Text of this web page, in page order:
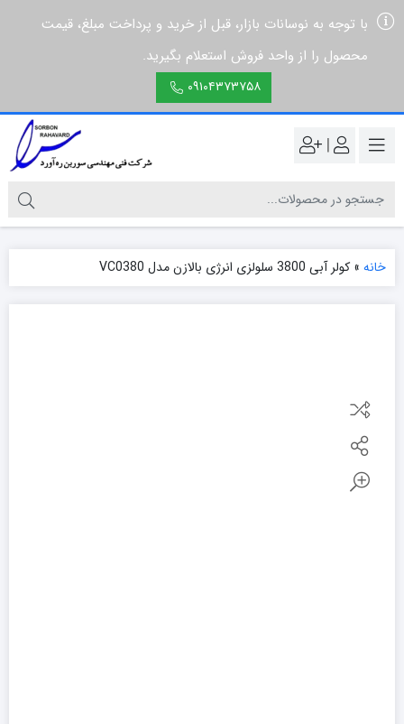
با توجه به نوسانات بازار، قبل از خرید و پرداخت مبلغ، قیمت
محصول را از واحد فروش استعلام بگیرید.
۰۹۱۰۴۳۷۳۷۵۸
|
خانه » کولر آبی 3800 سلولزی انرژی بالازن مدل VC0380